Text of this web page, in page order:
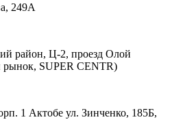
249А
район, Ц-2, проезд Олой
рынок, SUPER CENTR)
1 Актобе ул. Зинченко, 185Б,